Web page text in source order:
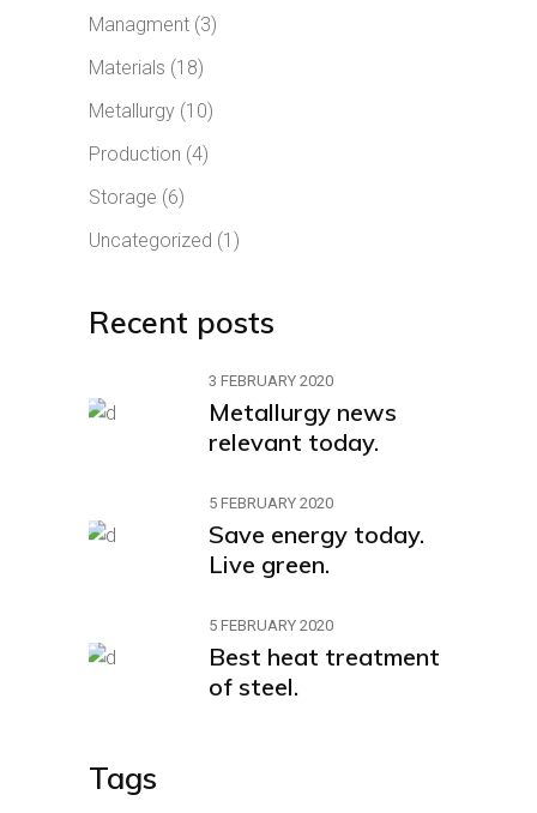
Managment (3)
Materials (18)
Metallurgy (10)
Production (4)
Storage (6)
Uncategorized (1)
Recent posts
3 FEBRUARY 2020
Metallurgy news
relevant today.
5 FEBRUARY 2020
Save energy today.
Live green.
5 FEBRUARY 2020
Best heat treatment
of steel.
Tags